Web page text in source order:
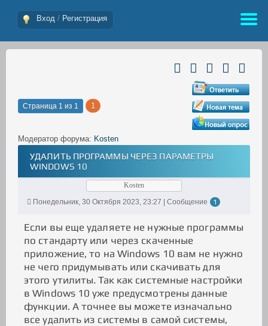
Вход / Регистрация
Страница 1 из 1 1
Модератор форума: Kosten
УДАЛИТЬ ПРОГРАММЫ ЧЕРЕЗ ПАРАМЕТРЫ
WINDOWS 10
Kosten
Понедельник, 30 Октября 2023, 23:27 | Сообщение
1
Если вы еще удаляете не нужные программы
по стандарту или через скаченные
приложение, то на Windows 10 вам не нужно
не чего придумывать или скачивать для
этого утилиты. Так как системные настройки
в Windows 10 уже предусмотрены данные
функции. А точнее вы можете изначально
все удалить из системы в самой системы,